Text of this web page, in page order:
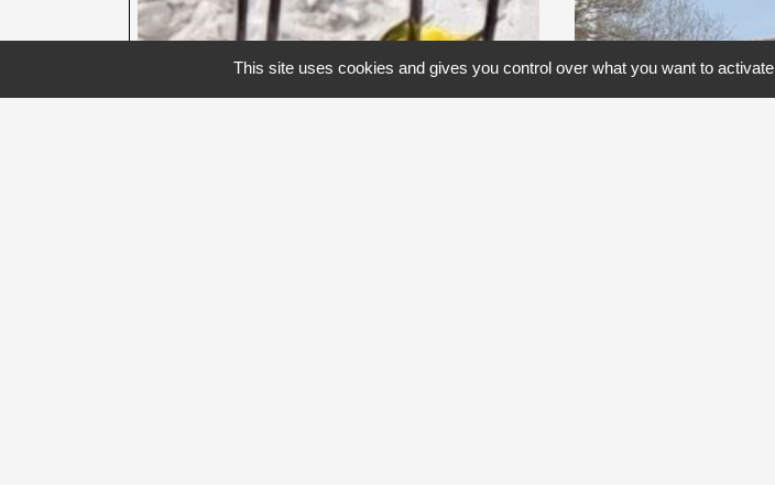
This site uses cookies and gives you control over what you want to activate